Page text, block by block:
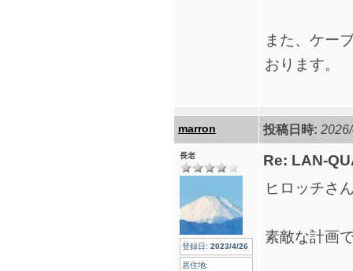
また、ケー
おります。
marron 投稿日時:
長老
登録日: 2023/4/26
居住地:
Re: LAN-
ヒロッチさ
素敵な計画